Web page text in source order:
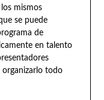
mismos
se puede
de
en talento
todo